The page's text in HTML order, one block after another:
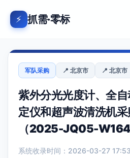
⚡ 抓需·零标
军队采购 📍 北京市 📍 北京市
紫外分光光度计、全
定仪和超声波清洗机
（2025-JQ05-
系统收录时间：2026-03-27 17:53